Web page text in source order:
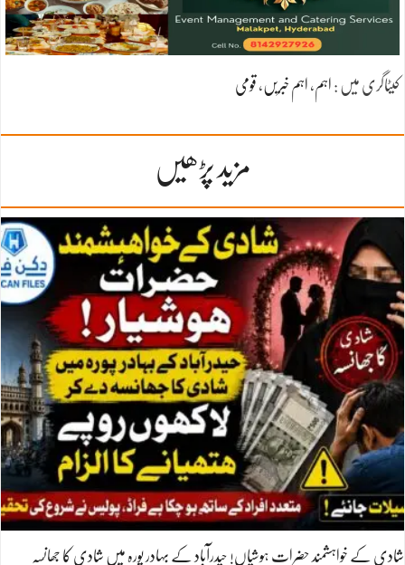
کیٹاگری میں : اہم ، اہم خبریں ، قومی
مزید پڑھیں
شادی کے خواہشمند حضرات ہوشیاں! حیدرآباد کے بہادر پورہ میں شادی کا جھانسہ